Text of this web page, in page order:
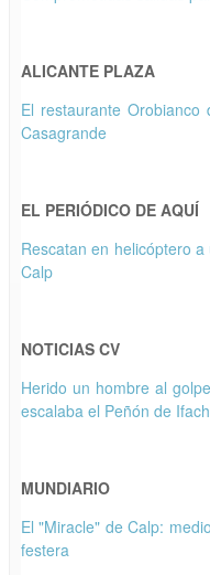
ALICANTE PLAZA
El restaurante
Casagrande
EL PERIÓDICO DE AQUÍ
Rescatan en helicóptero
Calp
NOTICIAS CV
Herido un hombre al
escalaba el Peñón de Ifach
MUNDIARIO
El "Miracle" de Calp:
festera